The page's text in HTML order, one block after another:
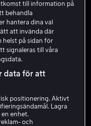
15 år
till information på
behandla
hantera dina val
att invända där
helst på sidan för
signaleras till våra
data för att
positionering. Aktivt
Lagra
enhet.
och